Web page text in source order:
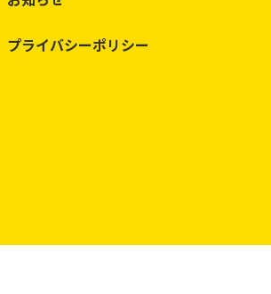
プライバシーポリシー